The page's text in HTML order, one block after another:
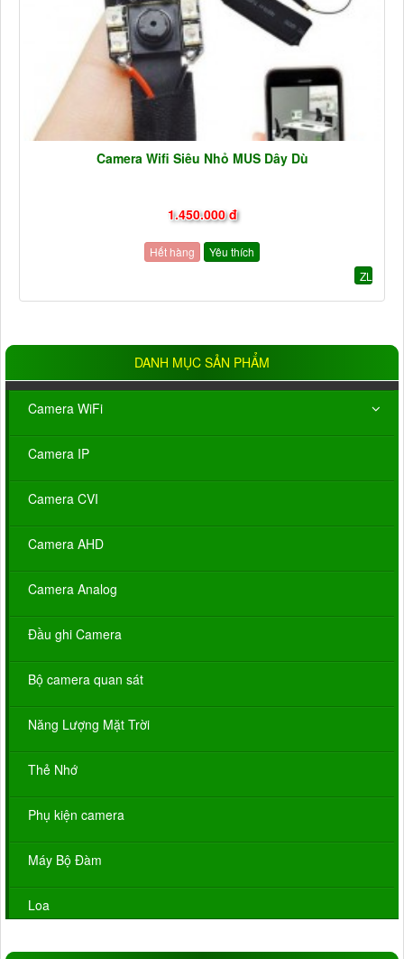
Camera Wifi Siêu Nhỏ MUS Dây Dù
1.450.000 đ
Hết hàng
Yêu thích
ZL
DANH MỤC SẢN PHẨM
Camera WiFi
Camera IP
Camera CVI
Camera AHD
Camera Analog
Đầu ghi Camera
Bộ camera quan sát
Năng Lượng Mặt Trời
Thẻ Nhớ
Phụ kiện camera
Máy Bộ Đàm
Loa